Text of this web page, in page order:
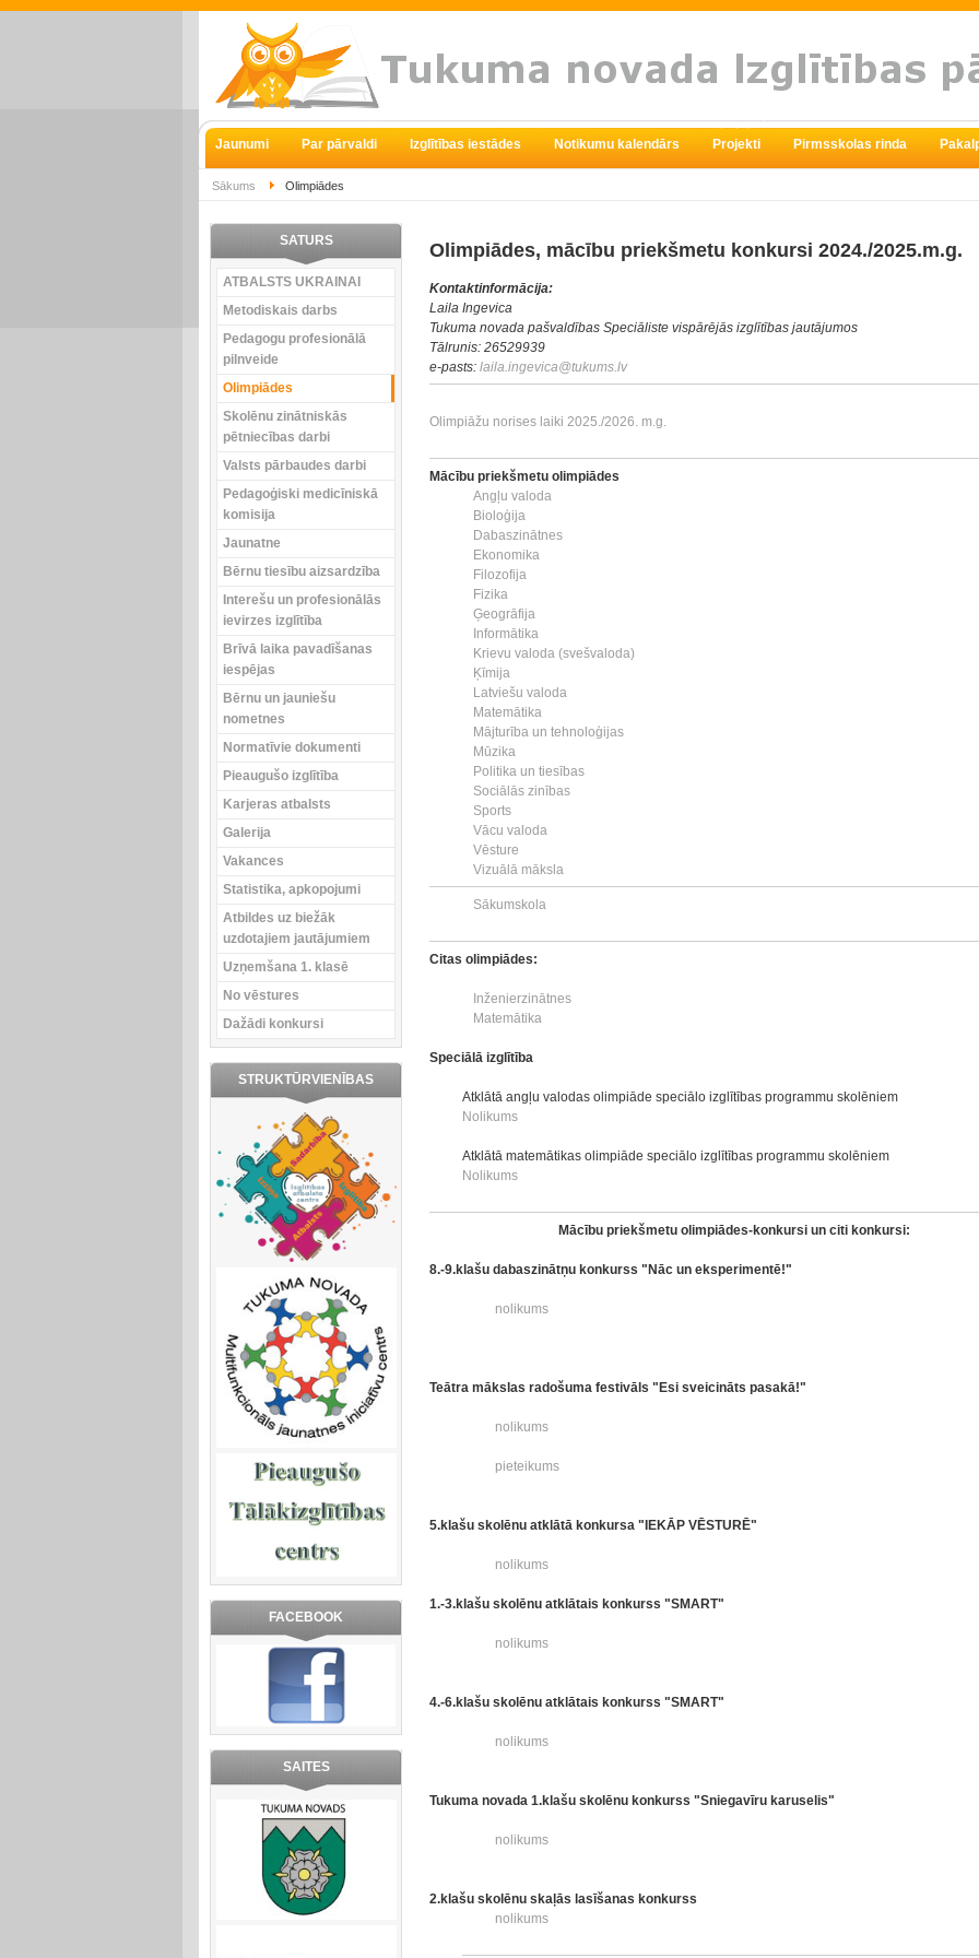
Jaunumi Par pārvaldi Izglītības iestādes Notikumu kalendārs Projekti Pirmsskolas rinda
Sākums Olimpiādes
Olimpiādes, mācību priekšmetu konkursi 2024./2025.m.g.
Kontaktinformācija:
Laila Ingevica
Tukuma novada pašvaldības Speciāliste vispārējās izglītības jautājumos
Tālrunis: 26529939
e-pasts: laila.ingevica@tukums.lv
Olimpiāžu norises laiki 2025./2026. m.g.
Mācību priekšmetu olimpiādes
Angļu valoda
Bioloģija
Dabaszinātnes
Ekonomika
Filozofija
Fizika
Ģeogrāfija
Informātika
Krievu valoda (svešvaloda)
Ķīmija
Latviešu valoda
Matemātika
Mājturība un tehnoloģijas
Mūzika
Politika un tiesības
Sociālās zinības
Sports
Vācu valoda
Vēsture
Vizuālā māksla
Sākumskola
Citas olimpiādes:
Inženierzinātnes
Matemātika
Speciālā izglītība
Atklātā angļu valodas olimpiāde speciālo izglītības programmu skolēniem
Nolikums
Atklātā matemātikas olimpiāde speciālo izglītības programmu skolēniem
Nolikums
Mācību priekšmetu olimpiādes-konkursi un citi konkursi:
8.-9.klašu dabaszinātņu konkurss "Nāc un eksperimentē!"
nolikums
Teātra mākslas radošuma festivāls "Esi sveicināts pasakā!"
nolikums
pieteikums
5.klašu skolēnu atklātā konkursa "IEKĀP VĒSTURĒ"
nolikums
1.-3.klašu skolēnu atklātais konkurss "SMART"
nolikums
4.-6.klašu skolēnu atklātais konkurss "SMART"
nolikums
Tukuma novada 1.klašu skolēnu konkurss "Sniegavīru karuselis"
nolikums
2.klašu skolēnu skaļās lasīšanas konkurss
nolikums
SATURS
ATBALSTS UKRAINAI
Metodiskais darbs
Pedagogu profesionālā
pilnveide
Olimpiādes
Skolēnu zinātniskās
pētniecības darbi
Valsts pārbaudes darbi
Pedagoģiski medicīniskā
komisija
Jaunatne
Bērnu tiesību aizsardzība
Interešu un profesionālās
ievirzes izglītība
Brīvā laika pavadīšanas
iespējas
Bērnu un jauniešu
nometnes
Normatīvie dokumenti
Pieaugušo izglītība
Karjeras atbalsts
Galerija
Vakances
Statistika, apkopojumi
Atbildes uz biežāk
uzdotajiem jautājumiem
Uzņemšana 1. klasē
No vēstures
Dažādi konkursi
STRUKTŪRVIENĪBAS
FACEBOOK
SAITES